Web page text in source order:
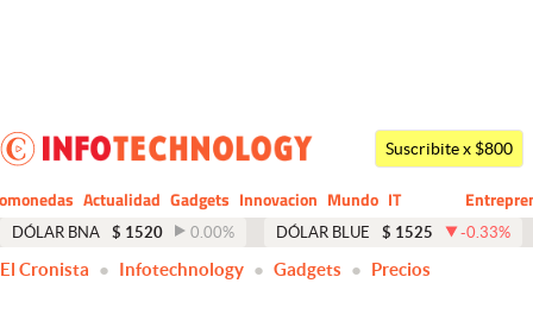
Dólar
Economía y Política
Finanzas y Mercados
Suscribite x $800
Actualidad Gadgets Innovacion Mundo
CIO
IT
Business
DÓLAR BNA $ 1520 0.00% DÓLAR BLUE $ 1525 -0.33%
El Cronista Infotechnology Gadgets Precios